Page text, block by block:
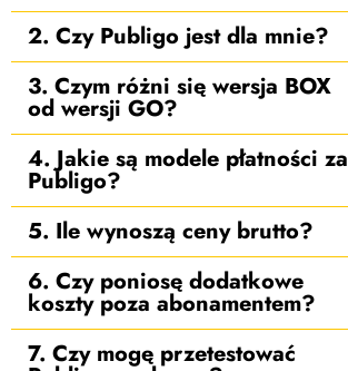
2. Czy Publigo jest dla mnie?
3. Czym różni się wersja BOX
od wersji GO?
4. Jakie są modele płatności za
Publigo?
5. Ile wynoszą ceny brutto?
6. Czy poniosę dodatkowe
koszty poza abonamentem?
7. Czy mogę przetestować